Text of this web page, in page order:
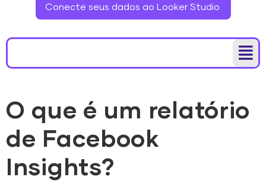
Conecte seus dados ao Looker Studio.
O que é um relatório
de Facebook
Insights?